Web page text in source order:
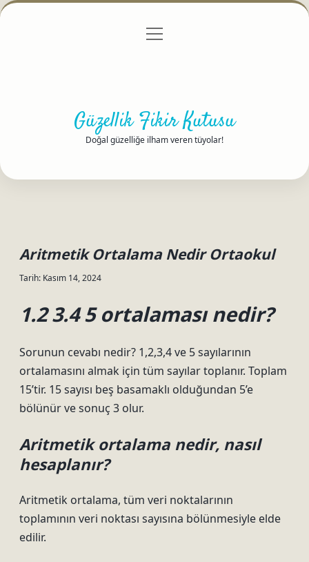
Gizlilik Politikası
menüyü
Güzellik Fikir Kutusu
Doğal güzelliğe ilham veren tüyolar!
Aritmetik Ortalama Nedir Ortaokul
Tarih: Kasım 14, 2024
1.2 3.4 5 ortalaması nedir?
Sorunun cevabı nedir? 1,2,3,4 ve 5 sayılarının
ortalamasını almak için tüm sayılar toplanır. Toplam
15’tir. 15 sayısı beş basamaklı olduğundan 5’e
bölünür ve sonuç 3 olur.
Aritmetik ortalama nedir, nasıl
hesaplanır?
Aritmetik ortalama, tüm veri noktalarının
toplamının veri noktası sayısına bölünmesiyle elde
edilir.